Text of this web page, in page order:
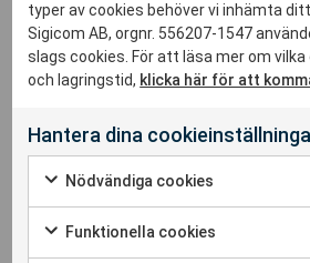
kommande året.
Vi önskar er en god jul och ett gott
typer av cookies behöver vi inhämta
Sigicom AB, orgnr. 556207-1547
slags cookies. För att läsa mer om
och lagringstid, klicka här för att
Hantera dina
Nödvändiga cookies
Funktionella cookies